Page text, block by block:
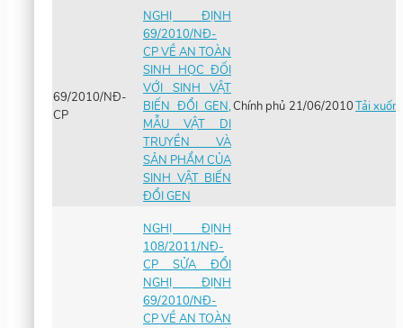
69/2010/NĐ-
CP
NGHỊ ĐỊNH
69/2010/NĐ-
CP VỀ AN TOÀN
SINH HỌC ĐỐI
VỚI SINH VẬT
BIẾN ĐỔI GEN,
MẪU VẬT DI
TRUYỀN VÀ
SẢN PHẨM CỦA
SINH VẬT BIẾN
ĐỔI GEN
Chính phủ 21/06/2010Tải
NGHỊ ĐỊNH
108/2011/NĐ-
CP SỬA ĐỔI
NGHỊ ĐỊNH
69/2010/NĐ-
CP VỀ AN TOÀN